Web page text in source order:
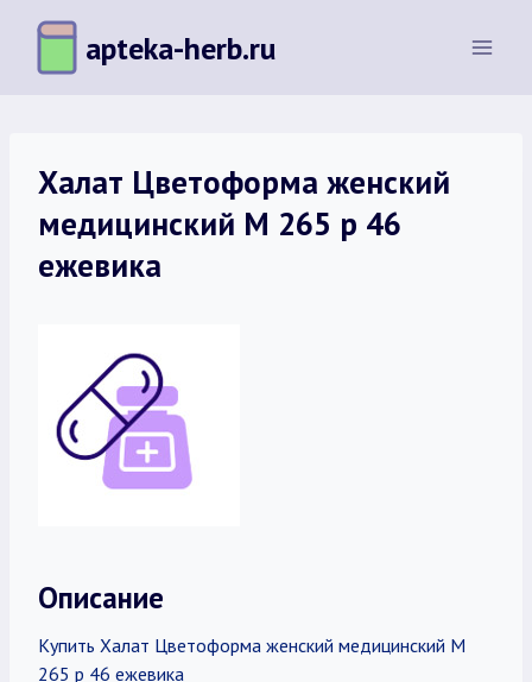
Перейти
содержимому
apteka-herb.ru
Халат Цветоформа женский
медицинский М 265 р 46
ежевика
Описание
Купить Халат Цветоформа женский медицинский М
265 р 46 ежевика